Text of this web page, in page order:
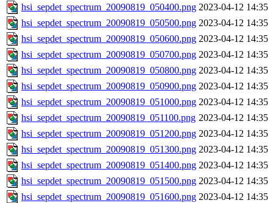
hsi_sepdet_spectrum_20090819_050400.png 2023-04-12 14:35
hsi_sepdet_spectrum_20090819_050500.png 2023-04-12 14:35
hsi_sepdet_spectrum_20090819_050600.png 2023-04-12 14:35
hsi_sepdet_spectrum_20090819_050700.png 2023-04-12 14:35
hsi_sepdet_spectrum_20090819_050800.png 2023-04-12 14:35
hsi_sepdet_spectrum_20090819_050900.png 2023-04-12 14:35
hsi_sepdet_spectrum_20090819_051000.png 2023-04-12 14:35
hsi_sepdet_spectrum_20090819_051100.png 2023-04-12 14:35
hsi_sepdet_spectrum_20090819_051200.png 2023-04-12 14:35
hsi_sepdet_spectrum_20090819_051300.png 2023-04-12 14:35
hsi_sepdet_spectrum_20090819_051400.png 2023-04-12 14:35
hsi_sepdet_spectrum_20090819_051500.png 2023-04-12 14:35
hsi_sepdet_spectrum_20090819_051600.png 2023-04-12 14:35